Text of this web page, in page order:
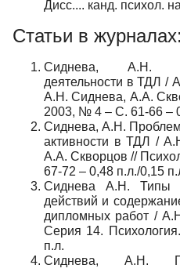
Дисс.... канд. психол.
Статьи в журналах:
Сиднева, А.Н.
деятельности в ТДЛ /
А.Н. Сиднева, А.А.
2003, № 4 – С. 61-66 –
Сиднева, А.Н.
активности в ТДЛ /
А.А. Скворцов //
67-72 – 0,48 п.л./0,15
Сиднева А.Н. Типы
действий и
дипломных работ /
Серия 14.
п.л.
Сиднева, А.Н.